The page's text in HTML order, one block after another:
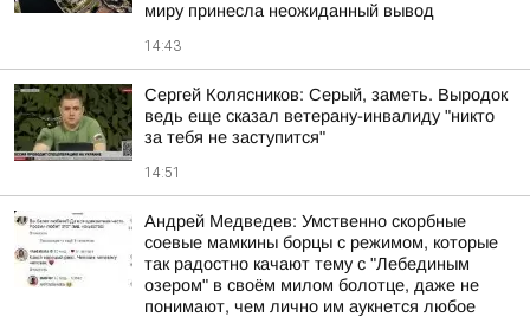
миру принесла неожиданный вывод
14:43
Сергей Колясников: Серый, заметь. Выродок
ведь еще сказал ветерану-инвалиду "никто
за тебя не заступится"
14:51
Андрей Медведев: Умственно скорбные
соевые мамкины борцы с режимом, которые
так радостно качают тему с "Лебединым
озером" в своём милом болотце, даже не
понимают, чем лично им аукнется любое